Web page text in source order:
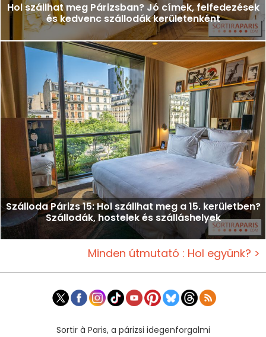
Hol szállhat meg Párizsban? Jó címek, felfedezések
és kedvenc szállodák kerületenként
Szálloda Párizs 15: Hol szállhat meg a 15. kerületben?
Szállodák, hostelek és szálláshelyek
Minden útmutató : Hol együnk? >
Sortir à Paris, a párizsi idegenforgalmi